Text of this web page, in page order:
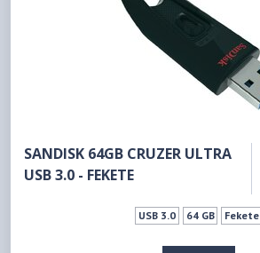
SANDISK 64GB CRUZER ULTRA
USB 3.0 - FEKETE
USB 3.0 64 GB Fekete